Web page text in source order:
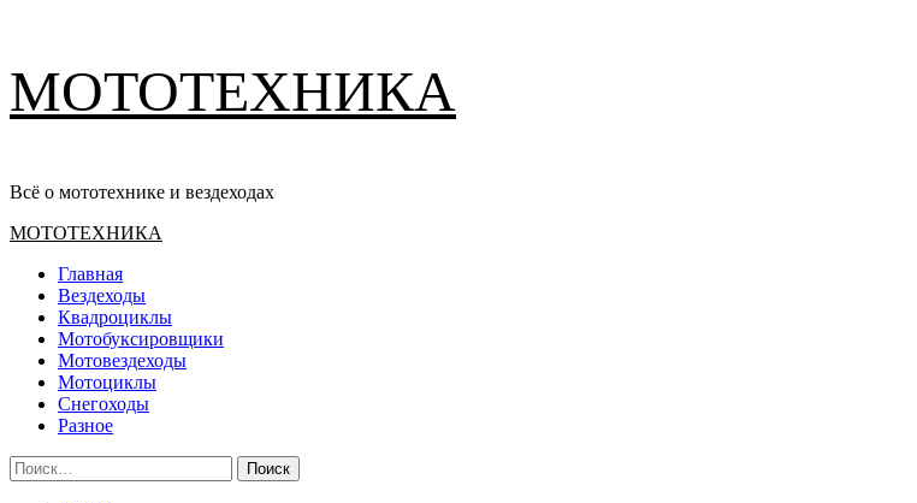
содержимому
МОТОТЕХНИКА
Всё о мототехнике и вездеходах
Основное
МОТОТЕХНИКА
Главная
Вездеходы
Квадроциклы
Мотобуксировщики
Мотовездеходы
Мотоциклы
Снегоходы
Разное
Найти: